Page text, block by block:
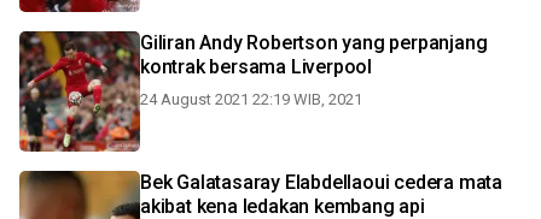
Giliran Andy Robertson yang perpanjang
kontrak bersama Liverpool
24 August 2021 22:19 WIB, 2021
Bek Galatasaray Elabdellaoui cedera mata
akibat kena ledakan kembang api